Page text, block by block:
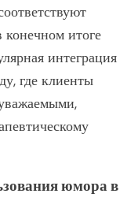
итоге
интеграция
где клиенты
юмора в